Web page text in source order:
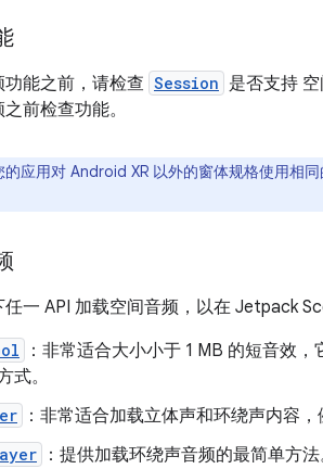
能之前，请检查 Session 是否支持
前检查功能。
的应用对 Android XR 以外的窗体规格使用相
一 API 加载空间音频，以在 Jetpack
：非常适合大小小于 1 MB 的短音效
式。
：非常适合加载立体声和环绕声内容
：提供加载环绕声音频的最简单方法